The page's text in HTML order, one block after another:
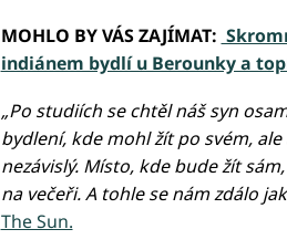
MOHLO BY VÁS ZAJÍMAT:
indiánem bydlí u Berounky a
„Po studiích se chtěl náš syn
bydlení, kde mohl žít po svém,
nezávislý. Místo, kde bude žít
na večeři. A tohle se nám zdálo
The Sun.